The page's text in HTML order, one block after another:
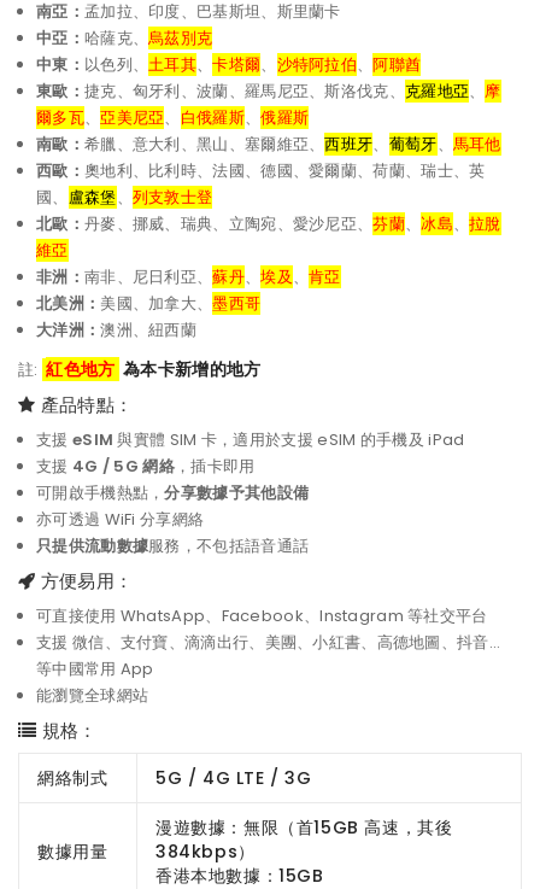
南亞： 孟加拉、印度、巴基斯坦、斯里蘭卡
中亞 ： 哈薩克、烏茲別克
中東： 以色列、土耳其、卡塔爾、 沙特阿拉伯、阿聯酋
東歐： 捷克、匈牙利、波蘭、羅馬尼亞、斯洛伐克、 克羅地亞、摩
爾多瓦、亞美尼亞、 白俄羅斯、俄羅斯
南歐： 希臘、意大利、黑山、塞爾維亞、西班牙、 葡萄牙、 馬耳他
西歐： 奧地利、比利時、法國、德國、愛爾蘭、荷蘭、瑞士、英
國、 盧森堡、 列支敦士登
北歐： 丹麥、挪威、瑞典、立陶宛、愛沙尼亞、芬蘭、冰島、拉脫
維亞
非洲： 南非、尼日利亞、蘇丹、埃及、肯亞
北美洲： 美國、加拿大、墨西哥
大洋洲：澳洲、紐西蘭
註: 紅色地方 為本卡新增的地方
產品特點：
支援 eSIM 與實體 SIM 卡，適用於支援 eSIM 的手機及 iPad
支援 4G / 5G 網絡，插卡即用
可開啟手機熱點，分享數據予其他設備
亦可透過 WiFi 分享網絡
只提供流動數據服務，不包括語音通話
方便易用：
可直接使用 WhatsApp、Facebook、Instagram 等社交平台
支援 微信、支付寶、滴滴出行、美團、小紅書、高德地圖、抖音...
等中國常用 App
能瀏覽全球網站
規格：
網絡制式 5G / 4G LTE / 3G
數據用量
漫遊數據：無限（首15GB 高速，其後
384kbps）
香港本地數據：15GB